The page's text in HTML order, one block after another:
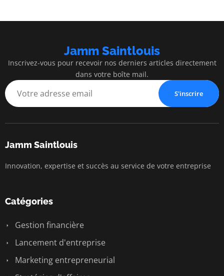
Jamm Saintlouis
Inscrivez-vous pour recevoir nos derniers articles directement
dans votre boîte mail.
S'inscrire
Jamm Saintlouis
Innovation, expertise et succès au service de votre entreprise
Catégories
Gestion financière
Lancement d'entreprise
Marketing entrepreneurial